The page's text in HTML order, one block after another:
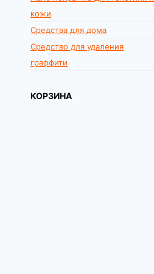
кожи
Средства для дома
Средство для удаления
граффити
КОРЗИНА